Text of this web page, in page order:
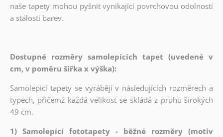
naše tapety mohou pyšnit vynikající povrchovou odolností
a stálostí barev.
Dostupné rozměry samolepících tapet (uvedené v
cm, v poměru šířka x výška):
Samolepicí tapety se vyrábějí v následujících rozměrech a
typech, přičemž každá velikost se skládá z pruhů širokých
49 cm.
1) Samolepící fototapety - běžné rozměry (motiv